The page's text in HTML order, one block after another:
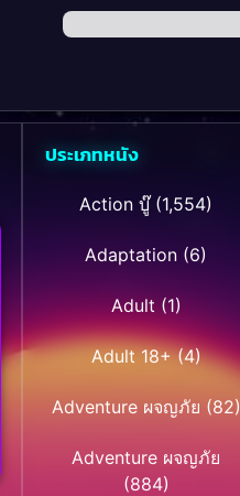
ประเภทหนัง
Action บู๊(1,554)
Adaptation (6)
Adult(1)
Adult 18+(4)
Adventure ผจญภัย (82)
Adventure ผจญภัย
(884)